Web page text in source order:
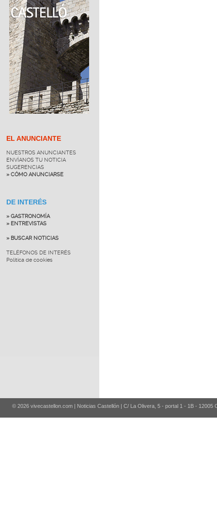
EL ANUNCIANTE
NUESTROS ANUNCIANTES
ENVÍANOS TU NOTICIA
SUGERENCIAS
» CÓMO ANUNCIARSE
DE INTERÉS
» GASTRONOMÍA
» ENTREVISTAS
» BUSCAR NOTICIAS
TELÉFONOS DE INTERÉS
Política de cookies
© 2026 vivecastellon.com | Noticias Castellón | C/ La Olivera, 5 - portal 1 - 1B - 12005